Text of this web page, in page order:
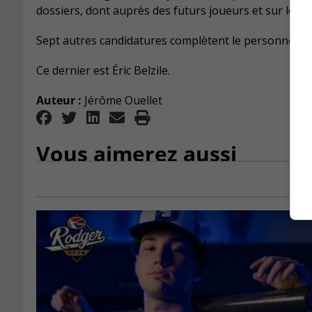
dossiers, dont auprès des futurs joueurs et sur le
Sept autres candidatures complètent le personnel
Ce dernier est Éric Belzile.
Auteur : Jérôme Ouellet
Vous aimerez aussi